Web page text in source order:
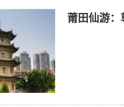
莆田仙游：